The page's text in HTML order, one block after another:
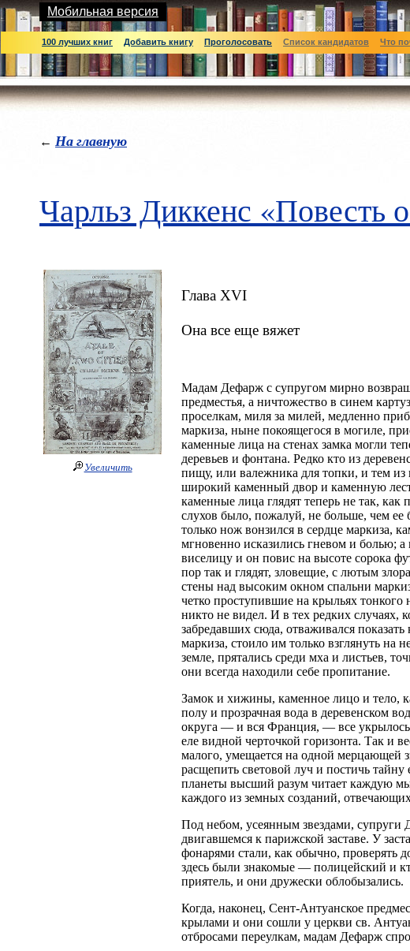
Мобильная версия
100 лучших книг Добавить книгу Проголосовать Список кандидатов Что
← На главную
Чарльз Диккенс «Повесть
Увеличить
Глава XVI
Она все еще вяжет
Мадам Дефарж с супругом мирно
предместья, а ничтожество в синем
проселкам, миля за милей, медленно
маркиза, ныне покоящегося в могиле,
каменные лица на стенах замка могли
деревьев и фонтана. Редко кто из
пищу, или валежника для топки, и тем из
широкий каменный двор и каменную
каменные лица глядят теперь не так,
слухов было, пожалуй, не больше, чем
только нож вонзился в сердце маркиза,
мгновенно исказились гневом и болью; а
виселицу и он повис на высоте сорока
пор так и глядят, зловещие, с лютым
стены над высоким окном спальни
четко проступившие на крыльях
никто не видел. И в тех редких случаях,
забредавших сюда, отваживался
маркиза, стоило им только взглянуть на
земле, прятались среди мха и листьев,
они всегда находили себе пропитание.
Замок и хижины, каменное лицо и тело,
полу и прозрачная вода в деревенском
округа — и вся Франция, — все
еле видной черточкой горизонта. Так и
малого, умещается на одной мерцающей
расщепить световой луч и постичь
планеты высший разум читает каждую
каждого из земных созданий,
Под небом, усеянным звездами, супруги
двигавшемся к парижской заставе. У
фонарями стали, как обычно,
здесь были знакомые — полицейский и
приятель, и они дружески облобызались.
Когда, наконец, Сент-Антуанское
крылами и они сошли у церкви св.
отбросами переулкам, мадам Дефарж